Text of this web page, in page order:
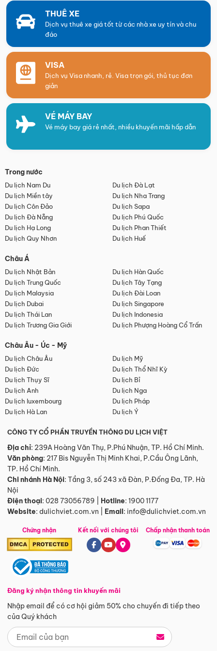
THUÊ XE
Dịch vụ thuê xe giá tốt từ các nhà xe uy tín và chu
đáo
VISA
Dịch vụ Visa nhanh, rẻ. Visa trọn gói, thủ tục đơn
giản
VÉ MÁY BAY
Vé máy bay giá rẻ nhất, nhiều khuyến mãi hấp dẫn
Trong nước
Du lịch Nam Du
Du lịch Đà Lạt
Du lịch Miền tây
Du lịch Nha Trang
Du lịch Côn Đảo
Du lịch Sapa
Du lịch Đà Nẵng
Du lịch Phú Quốc
Du lịch Hạ Long
Du lịch Phan Thiết
Du lịch Quy Nhơn
Du lịch Huế
Châu Á
Du lịch Nhật Bản
Du lịch Hàn Quốc
Du lịch Trung Quốc
Du lịch Tây Tạng
Du lịch Malaysia
Du lịch Đài Loan
Du lịch Dubai
Du lịch Singapore
Du lịch Thái Lan
Du lịch Indonesia
Du lịch Trương Gia Giới
Du lịch Phượng Hoàng Cổ Trấn
Châu Âu - Úc - Mỹ
Du lịch Châu Âu
Du lịch Mỹ
Du lịch Đức
Du lịch Thổ Nhĩ Kỳ
Du lịch Thụy Sĩ
Du lịch Bỉ
Du lịch Anh
Du lịch Nga
Du lịch luxembourg
Du lịch Pháp
Du lịch Hà Lan
Du lịch Ý
CÔNG TY CỔ PHẦN TRUYỀN THÔNG DU LỊCH VIỆT
Địa chỉ: 239A Hoàng Văn Thụ, P.Phú Nhuận, TP. Hồ Chí Minh.
Văn phòng: 217 Bis Nguyễn Thị Minh Khai, P.Cầu Ông Lãnh,
TP. Hồ Chí Minh.
Chi nhánh Hà Nội: Tầng 3, số 243 xã Đàn, P.Đống Đa, TP. Hà
Nội
Điện thoại: 028 73056789 Hotline: 1900 1177
Website: dulichviet.com.vn Email: info@dulichviet.com.vn
Chứng nhận
Đăng ký nhận thông tin khuyến mãi
Nhập email để có cơ hội giảm 50% cho chuyến đi tiếp theo
của Quý khách
Kết nối với chúng tôi Chấp nhận thanh toán